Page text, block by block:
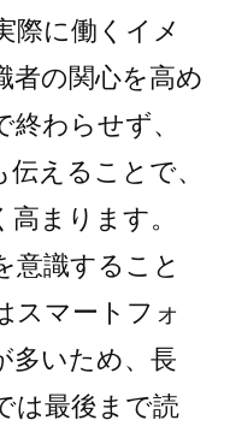
際に働くイメ
者の関心を高め
わらせず、
えることで、
まります。
意識すること
スマートフォ
多いため、長
は最後まで読